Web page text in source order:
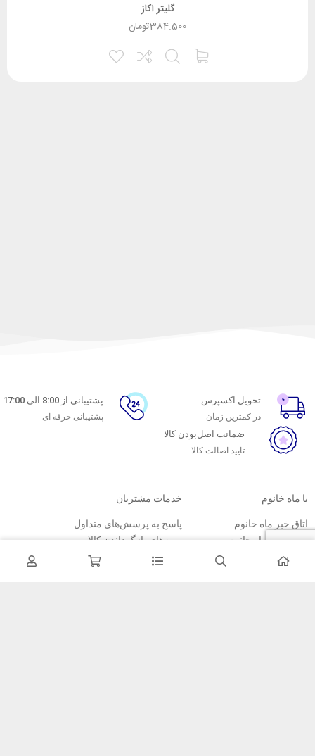
گلیتر اکاز
تومان384.500
تحویل اکسپرس
در کمترین زمان
پشتیبانی از 8:00 الی 17:00
پشتیبانی حرفه ای
ضمانت اصل‌بودن کالا
تایید اصالت کالا
با ماه خانوم
اتاق خبر ماه خانوم
فروش در ماه خانوم
همکاری با سازمان‌ها
خدمات مشتریان
پاسخ به پرسش‌های متداول
رویه‌های بازگرداندن کالا
شرایط استفاده